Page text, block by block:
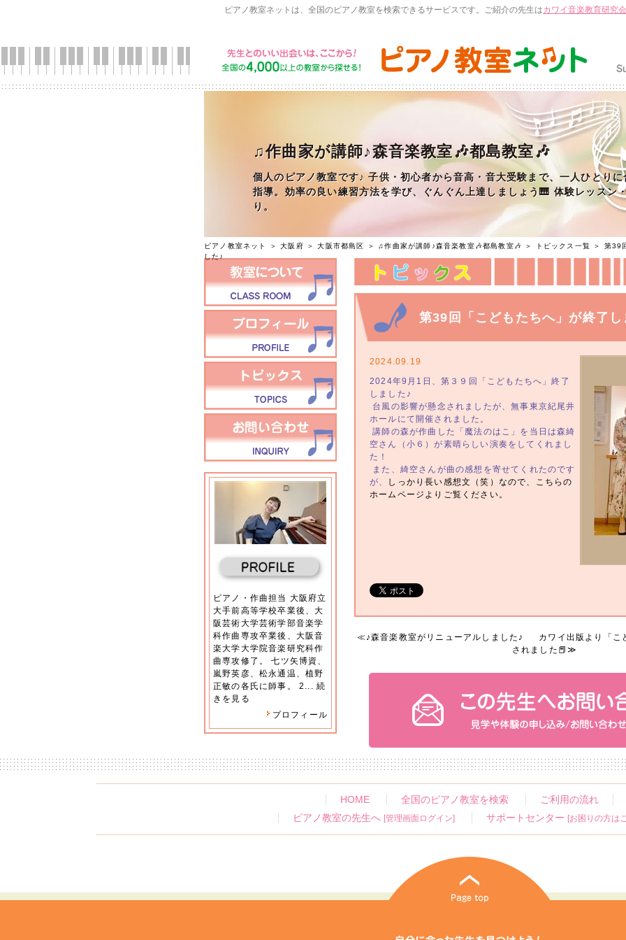
ピアノ教室ネットは、全国のピアノ教室を検索できるサービスです。ご紹介の先生はカワイ音楽教育研究会
♫作曲家が講師♪森音楽教室🎶都島教室🎶
個人のピアノ教室です♪ 子供・初心者から音高・音大受験まで、一人ひとり
指導。効率の良い練習方法を学び、ぐんぐん上達しましょう🎹 体験レッスン
り。
ピアノ教室ネット ＞大阪府 ＞大阪市都島区 ＞ ♫作曲家が講師♪森音楽教室🎶都島教室🎶 ＞ トピックス一覧 ＞ 第39
した♪
ピアノ・作曲担当 大阪府立
大手前高等学校卒業後、大
阪芸術大学芸術学部音楽学
科作曲専攻卒業後、大阪音
楽大学大学院音楽研究科作
曲専攻修了。 七ツ矢博資、
嵐野英彦、松永通温、植野
正敏の各氏に師事。 2... 続
きを見る
プロフィール
第39回「こどもたちへ」が終了し
2024.09.19
2024年9月1日、第３９回「こどもたちへ」終了
しました♪
台風の影響が懸念されましたが、無事東京紀尾井
ホールにて開催されました。
講師の森が作曲した「魔法のはこ」を当日は森綺
空さん（小６）が素晴らしい演奏をしてくれまし
た！
また、綺空さんが曲の感想を寄せてくれたのです
が、
しっかり長い感想文（笑）なので、こちらの
ホームページよりご覧ください。
≪♪森音楽教室がリニューアルしました♪
カワイ出版より「こ
されました📕 ≫
HOME 全国のピアノ教室を検索
ご利用の流れ
ピアノ教室の先生へ [管理画面ログイン] サポートセンター [お困りの方は